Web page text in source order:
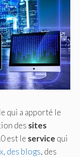
qui a apporté le
des sites
est le service qui
des blogs, des